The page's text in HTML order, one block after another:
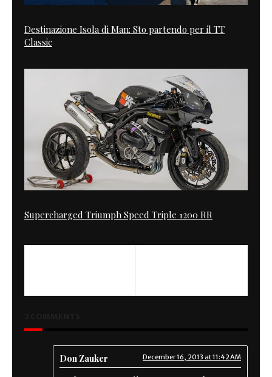
Destinazione Isola di Man: Sto partendo per il TT
Classic
Supercharged Triumph Speed Triple 1200 RR
Don Zauker December 16, 2013 at 11:42 AM